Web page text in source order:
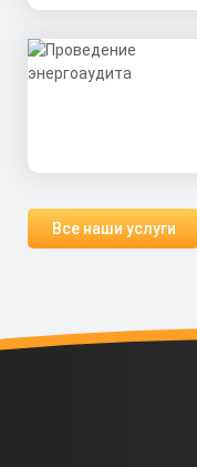
Все наши услуги